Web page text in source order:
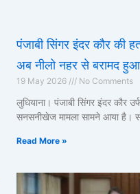
पंजाबी सिंगर इंदर कौर की
अब नीलो नहर से बरामद
19 May 2026 No Comments
लुधियाना। पंजाबी सिंगर इंदर कौर
सनसनीखेज मामला सामने आया है।
Read More »